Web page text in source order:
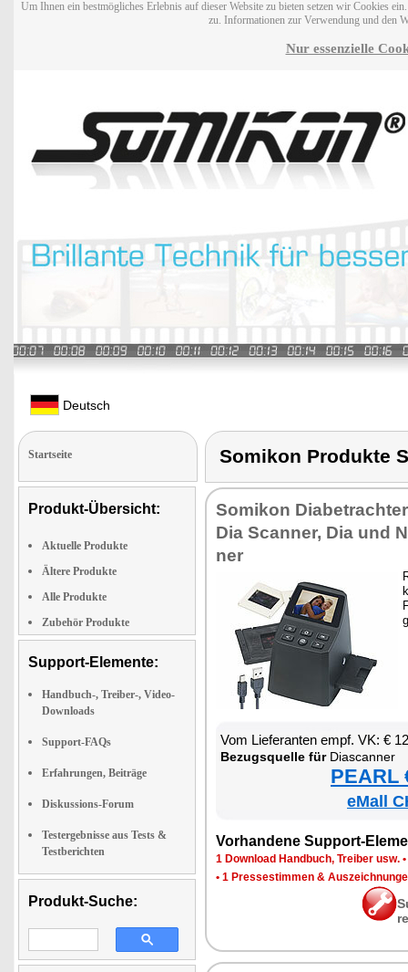
Um Ihnen ein bestmögliches Erlebnis auf dieser Website zu bieten setzen wir Cookies
zu. Informationen zur Verwendung und den
Nur essenzielle
Deutsch
Startseite
Produkt-Übersicht:
Aktuelle Produkte
Ältere Produkte
Alle Produkte
Zubehör Produkte
Support-Elemente:
Handbuch-, Treiber-, Video-
Downloads
Support-FAQs
Erfahrungen, Beiträge
Diskussions-Forum
Testergebnisse aus Tests &
Testberichten
Produkt-Suche:
Somikon Produkte
So­mi­kon
Dia Scan­ner, Dia und
ner
Vom Lie­fe­ran­ten empf. VK: €
Be­zugs­quel­le fürDiascan­ner
PEARL
eMall
Vor­han­de­ne Sup­port-
1 Down­load Hand­buch, Trei­ber usw. •
• 1 Pres­se­stim­men &